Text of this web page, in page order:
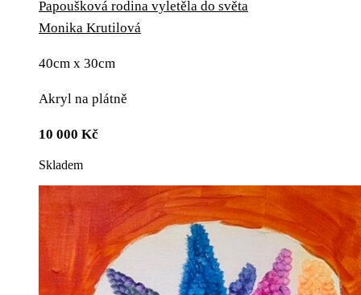
Papoušková rodina vyletěla do světa
Monika Krutilová
40cm x 30cm
Akryl na plátně
10 000 Kč
Skladem